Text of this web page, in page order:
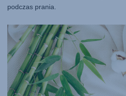
podczas prania.